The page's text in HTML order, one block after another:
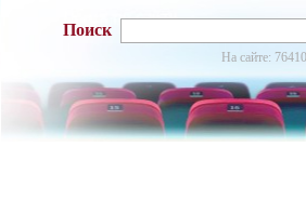
Поиск
На сайте: